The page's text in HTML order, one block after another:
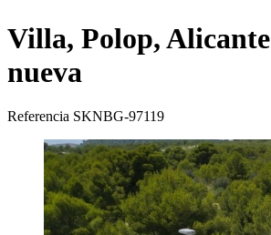
Villa, Polop, Alicante
nueva
Referencia SKNBG-97119